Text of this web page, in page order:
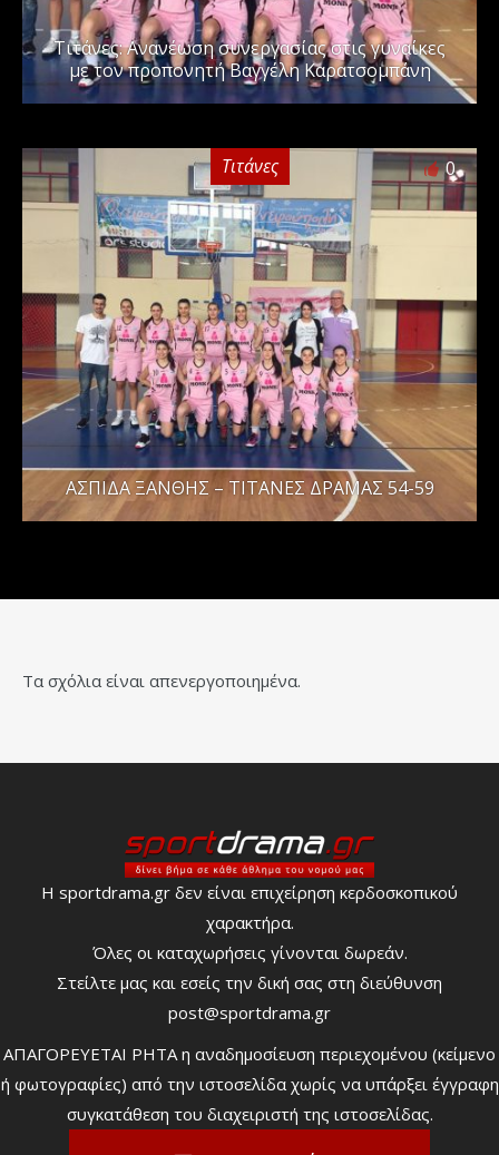
Τιτάνες: Ανανέωση συνεργασίας στις γυναίκες
με τον προπονητή Βαγγέλη Καρατσομπάνη
Τιτάνες 0
ΑΣΠΙΔΑ ΞΑΝΘΗΣ – ΤΙΤΑΝΕΣ ΔΡΑΜΑΣ 54-59
Τα σχόλια είναι απενεργοποιημένα.
Η sportdrama.gr δεν είναι επιχείρηση κερδοσκοπικού
χαρακτήρα.
Όλες οι καταχωρήσεις γίνονται δωρεάν.
Στείλτε μας και εσείς την δική σας στη διεύθυνση
post@sportdrama.gr
ΑΠΑΓΟΡΕΥΕΤΑΙ ΡΗΤΑ η αναδημοσίευση περιεχομένου (κείμενο
ή φωτογραφίες) από την ιστοσελίδα χωρίς να υπάρξει έγγραφη
συγκατάθεση του διαχειριστή της ιστοσελίδας.